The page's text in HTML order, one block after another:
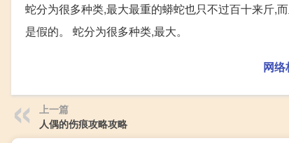
蛇分为很多种类,最大最重的蟒蛇也只不过百十来斤,
是假的。 蛇分为很多种类,最大。
网络
上一篇
人偶的伤痕攻略攻略